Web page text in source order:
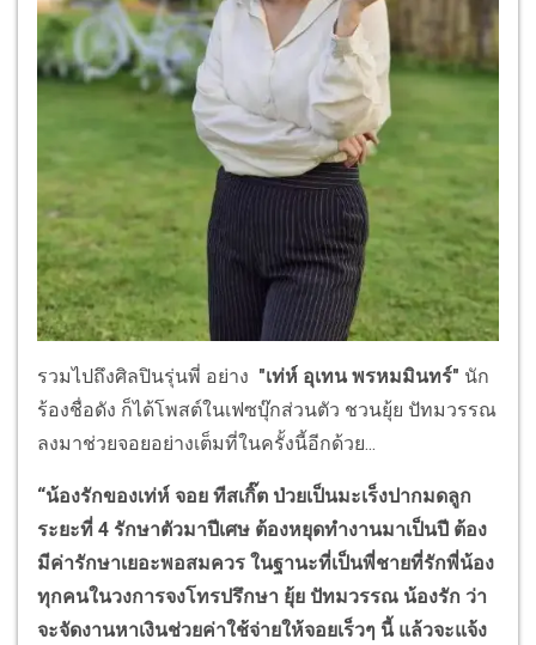
รวมไปถึงศิลปินรุ่นพี่ อย่าง "เท่ห์ อุเทน พรหมมินทร์" นัก
ร้องชื่อดัง ก็ได้โพสต์ในเฟซบุ๊กส่วนตัว ชวนยุ้ย ปัทมวรรณ
ลงมาช่วยจอยอย่างเต็มที่ในครั้งนี้อีกด้วย...
“น้องรักของเท่ห์ จอย ทีสเกิ๊ต ป่วยเป็นมะเร็งปากมดลูก
ระยะที่ 4 รักษาตัวมาปีเศษ ต้องหยุดทำงานมาเป็นปี ต้อง
มีค่ารักษาเยอะพอสมควร ในฐานะที่เป็นพี่ชายที่รักพี่น้อง
ทุกคนในวงการจงโทรปรึกษา ยุ้ย ปัทมวรรณ น้องรัก ว่า
จะจัดงานหาเงินช่วยค่าใช้จ่ายให้จอยเร็วๆ นี้ แล้วจะแจ้ง